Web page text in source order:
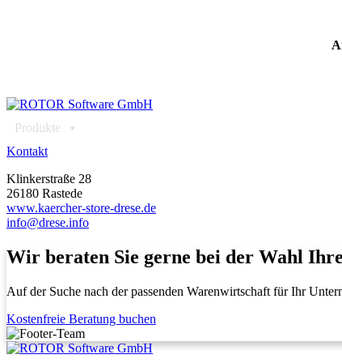
Produkte
Kontakt
Klinkerstraße 28
26180 Rastede
www.kaercher-store-drese.de
info@drese.info
Wir beraten Sie gerne bei der Wahl
Auf der Suche nach der passenden Warenwirtschaft für Ihr
Kostenfreie Beratung buchen